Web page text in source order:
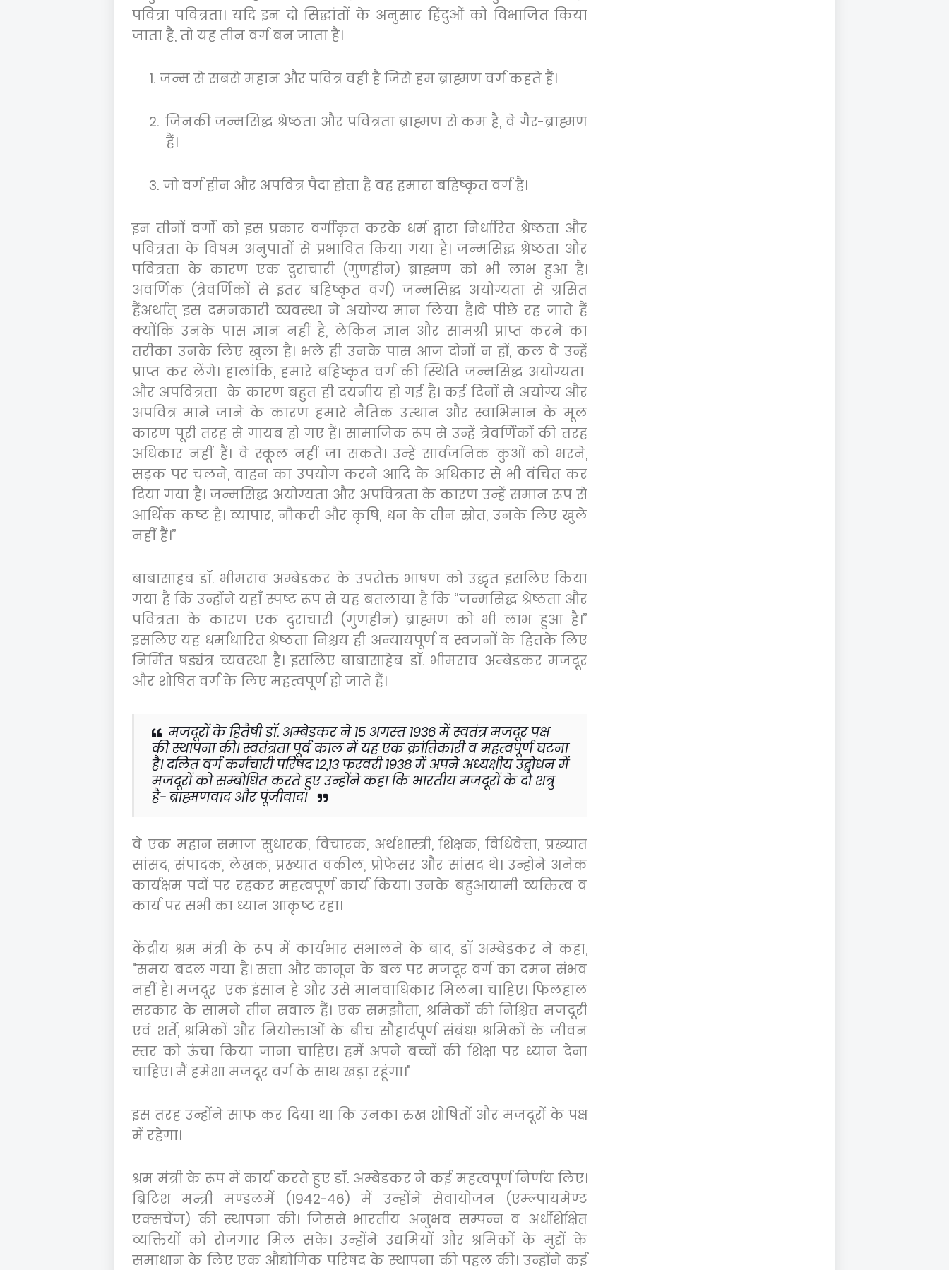
पवित्रा पवित्रता। यदि इन दो सिद्धांतों के अनुसार हिंदुओं को विभाजित किया
जाता है,तो यह तीन वर्ग बन जाता है।
1. जन्म से सबसे महान और पवित्र वही है जिसे हम ब्राह्मण वर्ग कहते हैं।
2. जिनकी जन्मसिद्ध श्रेष्ठता और पवित्रता ब्राह्मण से कम है,वे गैर-ब्राह्मण
हैं।
3. जो वर्ग हीन और अपवित्र पैदा होता है वह हमारा बहिष्कृत वर्ग है।
इन तीनों वर्गों को इस प्रकार वर्गीकृत करके धर्म द्वारा निर्धारित श्रेष्ठता और
पवित्रता के विषम अनुपातों से प्रभावित किया गया है। जन्मसिद्ध श्रेष्ठता और
पवित्रता के कारण एक दुराचारी (गुणहीन) ब्राह्मण को भी लाभ हुआ है।
अवर्णिक (त्रेवर्णिकों से इतर बहिष्कृत वर्ग) जन्मसिद्ध अयोग्यता से ग्रसित
हैंअर्थात् इस दमनकारी व्यवस्था ने अयोग्य मान लिया है।वे पीछे रह जाते हैं
क्योंकि उनके पास ज्ञान नहीं है, लेकिन ज्ञान और सामग्री प्राप्त करने का
तरीका उनके लिए खुला है। भले ही उनके पास आज दोनों न हों, कल वे उन्हें
प्राप्त कर लेंगे। हालांकि, हमारे बहिष्कृत वर्ग की स्थिति जन्मसिद्ध अयोग्यता
और अपवित्रता के कारण बहुत ही दयनीय हो गई है। कई दिनों से अयोग्य और
अपवित्र माने जाने के कारण हमारे नैतिक उत्थान और स्वाभिमान के मूल
कारण पूरी तरह से गायब हो गए हैं। सामाजिक रूप से उन्हें त्रेवर्णिकों की तरह
अधिकार नहीं हैं। वे स्कूल नहीं जा सकते। उन्हें सार्वजनिक कुओं को भरने,
सड़क पर चलने,वाहन का उपयोग करने आदि के अधिकार से भी वंचित कर
दिया गया है। जन्मसिद्ध अयोग्यता और अपवित्रता के कारण उन्हें समान रूप से
आर्थिक कष्ट है। व्यापार, नौकरी और कृषि, धन के तीन स्रोत, उनके लिए खुले
नहीं हैं।”
बाबासाहब डॉ. भीमराव अम्बेडकर के उपरोक्त भाषण को उद्धृत इसलिए किया
गया है कि उन्होंने यहाँ स्पष्ट रूप से यह बतलाया है कि “जन्मसिद्ध श्रेष्ठता और
पवित्रता के कारण एक दुराचारी (गुणहीन) ब्राह्मण को भी लाभ हुआ है।”
इसलिए यह धर्माधारित श्रेष्ठता निश्चय ही अन्यायपूर्ण व स्वजनों के हितके लिए
निर्मित षड्यंत्र व्यवस्था है। इसलिए बाबासाहेब डॉ. भीमराव अम्बेडकर मजदूर
और शोषित वर्ग के लिए महत्वपूर्ण हो जाते हैं।
मजदूरों के हितैषी डॉ. अम्बेडकर ने15 अगस्त1936में स्वतंत्र मजदूर पक्ष
की स्थापना की। स्वतंत्रता पूर्व काल में यह एक क्रांतिकारी व महत्वपूर्ण घटना
है। दलित वर्ग कर्मचारी परिषद12,13फरवरी1938में अपने अध्यक्षीय उद्बोधन में
मजदूरों को सम्बोधित करते हुए उन्होंने कहा कि भारतीय मजदूरों के दो शत्रु
है-ब्राह्मणवाद और पूंजीवाद।
वे एक महान समाज सुधारक, विचारक, अर्थशास्त्री,शिक्षक,विधिवेत्ता,प्रख्यात
सांसद, संपादक, लेखक, प्रख्यात वकील, प्रोफेसर और सांसद थे। उन्होने अनेक
कार्यक्षम पदों पर रहकर महत्वपूर्ण कार्य किया। उनके बहुआयामी व्यक्तित्व व
कार्य पर सभी का ध्यान आकृष्ट रहा।
केंद्रीय श्रम मंत्री के रूप में कार्यभार संभालने के बाद, डॉ अम्बेडकर ने कहा,
"समय बदल गया है। सत्ता और कानून के बल पर मजदूर वर्ग का दमन संभव
नहीं है। मजदूर एक इंसान है और उसे मानवाधिकार मिलना चाहिए। फिलहाल
सरकार के सामने तीन सवाल हैं। एक समझौता, श्रमिकों की निश्चित मजदूरी
एवं शर्तें, श्रमिकों और नियोक्ताओं के बीच सौहार्दपूर्ण संबंध! श्रमिकों के जीवन
स्तर को ऊंचा किया जाना चाहिए। हमें अपने बच्चों की शिक्षा पर ध्यान देना
चाहिए। मैं हमेशा मजदूर वर्ग के साथ खड़ा रहूंगा।"
इस तरह उन्होंने साफ कर दिया था कि उनका रुख शोषितों और मजदूरों के पक्ष
में रहेगा।
श्रम मंत्री के रूप में कार्य करते हुए डॉ. अम्बेडकर ने कई महत्वपूर्ण निर्णय लिए।
ब्रिटिश मन्त्री मण्डलमें (1942-46) में उन्होंने सेवायोजन (एम्ल्पायमेण्ट
एक्सचेंज) की स्थापना की। जिससे भारतीय अनुभव सम्पन्न व अर्धशिक्षित
व्यक्तियों को रोजगार मिल सके। उन्होंने उद्यमियों और श्रमिकों के मुद्दों के
समाधान के लिए एक औद्योगिक परिषद के स्थापना की पहल की। उन्होंने कई